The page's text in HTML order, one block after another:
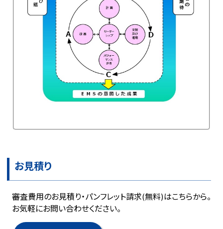
お見積り
審査費用のお見積り・パンフレット請求(無料)はこちらから。
お気軽にお問い合わせください。